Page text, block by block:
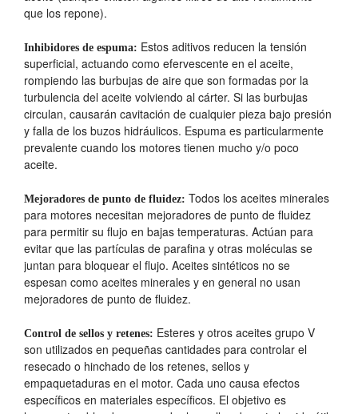
que los repone).
Inhibidores de espuma: Estos aditivos reducen la tensión
superficial, actuando como efervescente en el aceite,
rompiendo las burbujas de aire que son formadas por la
turbulencia del aceite volviendo al cárter. Si las burbujas
circulan, causarán cavitación de cualquier pieza bajo presión
y falla de los buzos hidráulicos. Espuma es particularmente
prevalente cuando los motores tienen mucho y/o poco
aceite.
Mejoradores de punto de fluidez: Todos los aceites minerales
para motores necesitan mejoradores de punto de fluidez
para permitir su flujo en bajas temperaturas. Actúan para
evitar que las partículas de parafina y otras moléculas se
juntan para bloquear el flujo. Aceites sintéticos no se
espesan como aceites minerales y en general no usan
mejoradores de punto de fluidez.
Control de sellos y retenes: Esteres y otros aceites grupo V
son utilizados en pequeñas cantidades para controlar el
resecado o hinchado de los retenes, sellos y
empaquetaduras en el motor. Cada uno causa efectos
específicos en materiales específicos. El objetivo es